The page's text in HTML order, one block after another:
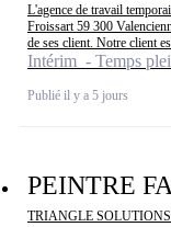
L'agence de travail
Froissart 59 300
de ses client. Notre client
Intérim - Temps
Publié il y a 5 jours
PEINTRE
TRIANGLE